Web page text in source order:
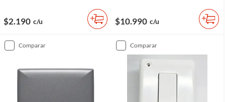
$2.190 c/u $10.990 c/u
comparar comparar